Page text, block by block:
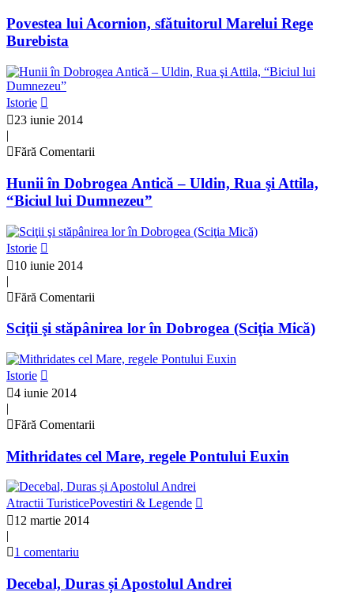
Povestea lui Acornion, sfătuitorul Marelui Rege
Burebista
Istorie
23 iunie 2014
|
Fără Comentarii
Hunii în Dobrogea Antică – Uldin, Rua şi Attila,
“Biciul lui Dumnezeu”
Istorie
10 iunie 2014
|
Fără Comentarii
Sciţii şi stăpânirea lor în Dobrogea (Sciţia Mică)
Istorie
4 iunie 2014
|
Fără Comentarii
Mithridates cel Mare, regele Pontului Euxin
Atractii TuristicePovestiri & Legende
12 martie 2014
|
1 comentariu
Decebal, Duras și Apostolul Andrei